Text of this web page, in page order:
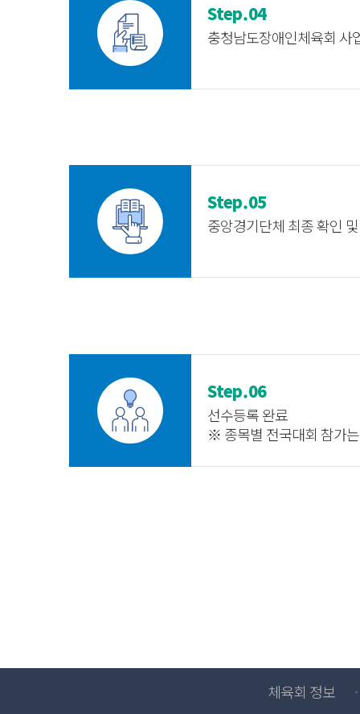
Step.04
충청남도장애인체육회 사
Step.05
중앙경기단체 최종 확인
Step.06
선수등록 완료
※ 종목별 전국대회 참가
체육회 정보